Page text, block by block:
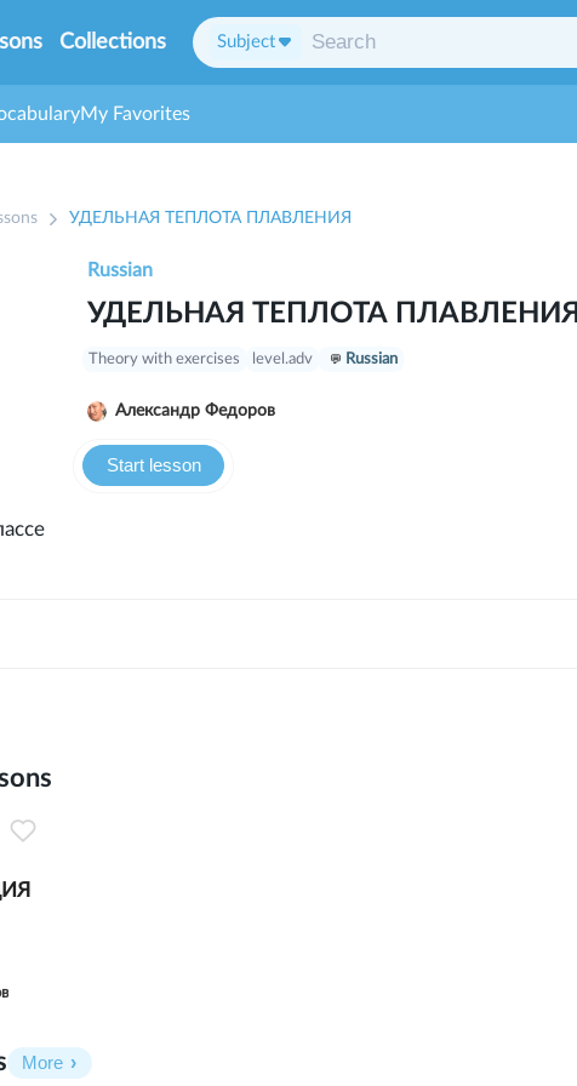
Collections Subject
My Favorites
УДЕЛЬНАЯ ТЕПЛОТА ПЛАВЛЕНИЯ
УДЕЛЬНАЯ ТЕПЛОТА ПЛАВЛЕНИЯ
Start lesson
Theory with exercises level.adv Russian
Александр Федоров
Russian
More